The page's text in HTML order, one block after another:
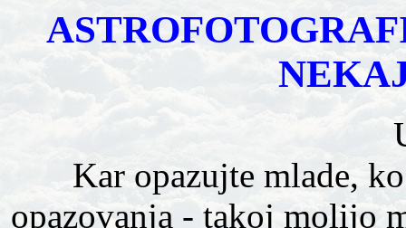
Kar opazujte mlade,
opazovanja - takoj molijo